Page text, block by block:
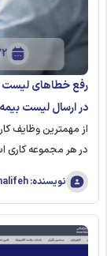
22
رفع خطاهای لیست
در ارسال لیست بیمه
از مهمترین وظایف
در هر مجموعه
نویسنده: admin-khalifeh